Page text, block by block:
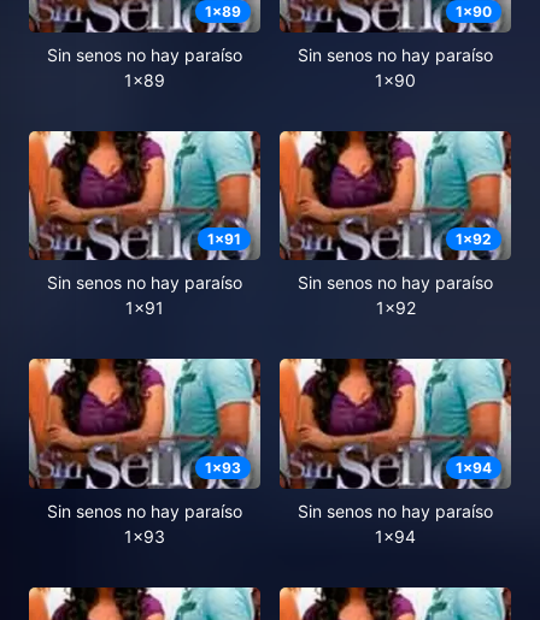
1x89
Sin senos no hay paraíso
1x89
1x90
Sin senos no hay paraíso
1x90
1x91
Sin senos no hay paraíso
1x91
1x92
Sin senos no hay paraíso
1x92
1x93
Sin senos no hay paraíso
1x93
1x94
Sin senos no hay paraíso
1x94